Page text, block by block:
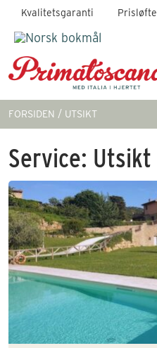
Kvalitetsgaranti Prisløfte
FORSIDEN UTSIKT
Service: Utsikt